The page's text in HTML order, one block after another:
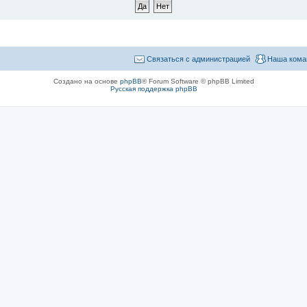
Наша
Связаться с администрацией
Создано на основе phpBB® Forum Software © phpBB Limited
Русская поддержка phpBB